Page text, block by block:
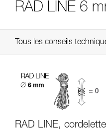
RAD LINE 6
Tous les conseils
RAD LINE,